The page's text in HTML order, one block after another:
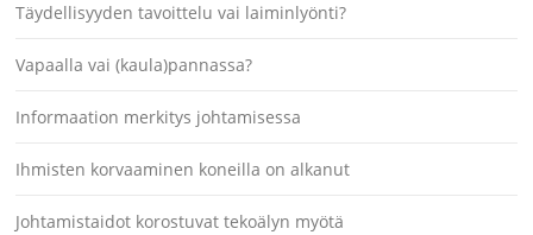
Täydellisyyden tavoittelu vai laiminlyönti?
Vapaalla vai (kaula)pannassa?
Informaation merkitys johtamisessa
Ihmisten korvaaminen koneilla on alkanut
Johtamistaidot korostuvat tekoälyn myötä